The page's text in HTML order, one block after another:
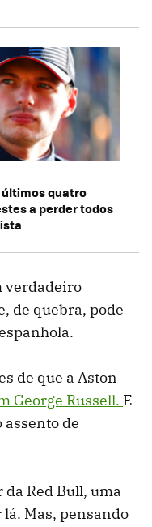
últimos quatro
a perder todos
verdadeiro
de quebra, pode
de que a Aston
George Russell. E
de
Red Bull, uma
Mas, pensando